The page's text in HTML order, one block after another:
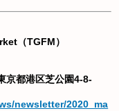
（TGFM）
京都港区芝公園4-8-
newsletter/2020_ma